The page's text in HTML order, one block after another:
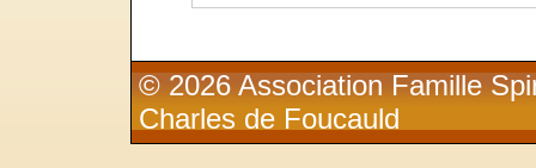
© 2026 Association Famille
Charles de Foucauld